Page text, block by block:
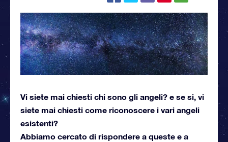
Vi siete mai chiesti chi sono gli angeli? e se si, vi
siete mai chiesti come riconoscere i vari angeli
esistenti?
Abbiamo cercato di rispondere a queste e a